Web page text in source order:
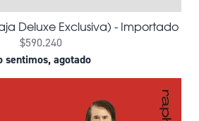
Deluxe Exclusiva) - Importado
$590.240
sentimos, agotado